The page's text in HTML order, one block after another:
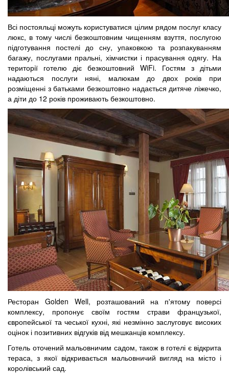
Всі постояльці можуть користуватися цілим рядом послуг класу
люкс, в тому числі безкоштовним чищенням взуття, послугою
підготування постелі до сну, упаковкою та розпакуванням
багажу, послугами пральні, хімчистки і прасування одягу. На
території готелю діє безкоштовний WiFi. Гостям з дітьми
надаються послуги няні, малюкам до двох років при
розміщенні з батьками безкоштовно надається дитяче ліжечко,
а діти до 12 років проживають безкоштовно.
Ресторан Golden Well, розташований на п'ятому поверсі
комплексу, пропонує своїм гостям страви французької,
європейської та чеської кухні, які незмінно заслуговує високих
оцінок і позитивних відгуків від мешканців комплексу.
Готель оточений мальовничим садом, також в готелі є відкрита
тераса, з якої відкривається мальовничий вигляд на місто і
королівський сад.